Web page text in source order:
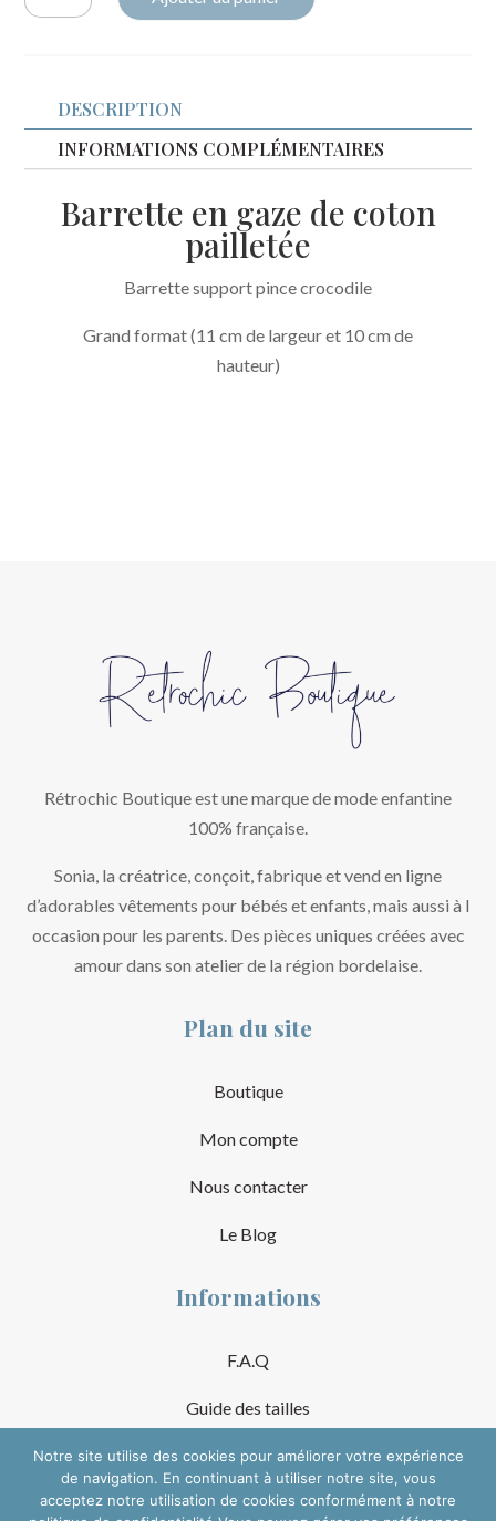
pailletée
framboise
DESCRIPTION
INFORMATIONS COMPLÉMENTAIRES
Barrette en gaze de coton
pailletée
Barrette support pince crocodile
Grand format (11 cm de largeur et 10 cm de
hauteur)
Rétrochic Boutique est une marque de mode enfantine
100% française.
Sonia, la créatrice, conçoit, fabrique et vend en ligne
d’adorables vêtements pour bébés et enfants, mais aussi à l
occasion pour les parents. Des pièces uniques créées avec
amour dans son atelier de la région bordelaise.
Plan du site
Boutique
Mon compte
Nous contacter
Le Blog
Informations
F.A.Q
Guide des tailles
Mentions Légales
Conditions Générales de Vente
Notre site utilise des cookies pour améliorer votre expérience
de navigation. En continuant à utiliser notre site, vous
acceptez notre utilisation de cookies conformément à notre